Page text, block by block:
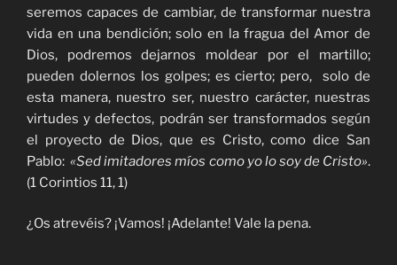
seremos capaces de cambiar, de transformar nuestra
vida en una bendición; solo en la fragua del Amor de
Dios, podremos dejarnos moldear por el martillo;
pueden dolernos los golpes; es cierto; pero, solo de
esta manera, nuestro ser, nuestro carácter, nuestras
virtudes y defectos, podrán ser transformados según
el proyecto de Dios, que es Cristo, como dice San
Pablo:«Sed imitadores míos como yo lo soy de Cristo».
(1 Corintios 11, 1)
¿Os atrevéis? ¡Vamos! ¡Adelante! Vale la pena.